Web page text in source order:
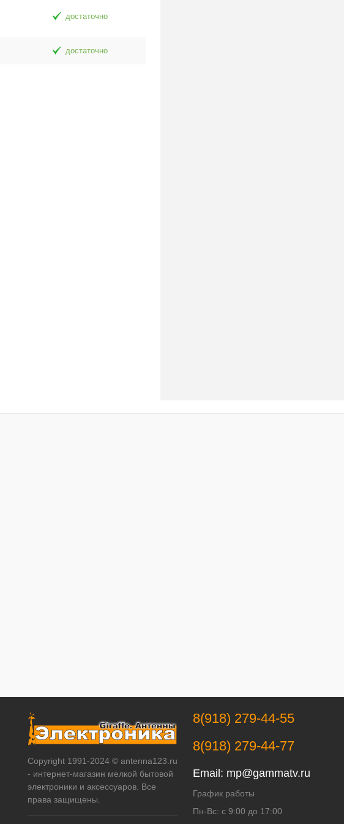
достаточно
достаточно
Copyright 1991-2024 © antenna123.ru
- интернет-магазин мелкой бытовой
электроники и аксессуаров. Все
права защищены.
8(918) 279-44-55
8(918) 279-44-77
Email: mp@gammatv.ru
График работы
Пн-Вс: с 9:00 до 17:00